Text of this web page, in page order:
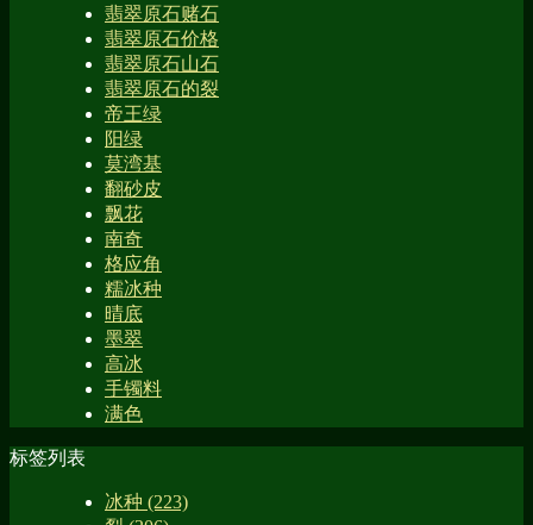
翡翠原石赌石
翡翠原石价格
翡翠原石山石
翡翠原石的裂
帝王绿
阳绿
莫湾基
翻砂皮
飘花
南奇
格应角
糯冰种
晴底
墨翠
高冰
手镯料
满色
标签列表
冰种 (223)